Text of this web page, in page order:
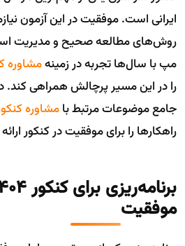
ایرانی است. موفقیت در این آزمون
روش‌های مطالعه صحیح و مدیریت
مپ با سال‌ها تجربه در زمینهمشاوره
را در این مسیر پرچالش همراهی کند.
جامع موضوعات مرتبط بامشاوره
راهکارها را برای موفقیت در کنکور
موفقیت